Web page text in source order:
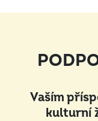
Vaším
kulturní